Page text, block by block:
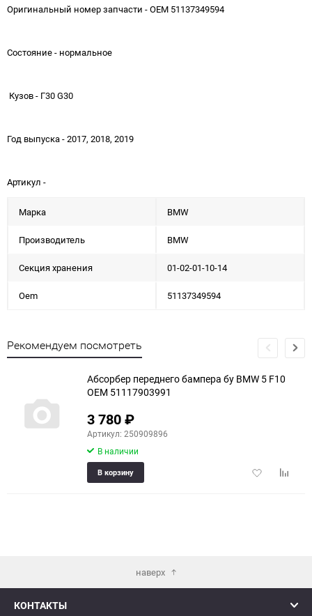
Оригинальный номер запчасти - OEM 51137349594
Состояние - нормальное
Кузов - Г30 G30
Год выпуска - 2017, 2018, 2019
Артикул -
Марка BMW
Производитель BMW
Секция хранения 01-02-01-10-14
Oem 51137349594
Рекомендуем посмотреть
Абсорбер переднего бампера бу BMW 5 F10
OEM 51117903991
3 780₽
Артикул: 250909896
В наличии
Добавить
В корзину
наверх
КОНТАКТЫ